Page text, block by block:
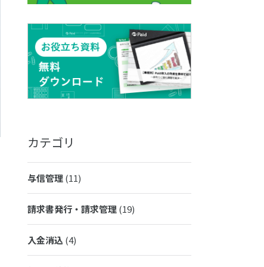
カテゴリ
与信管理(11)
請求書発行・請求管理(19)
入金消込 (4)